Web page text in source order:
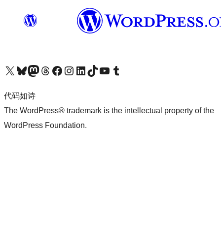
关注我们的 X（原 Twitter）账号访问我们的 Bluesky 账号关注我们的 Mastodon 账号访问我们的 Threads 账号 访问我们的 Facebook 公共主页关注我们的 Instagram 账号 关注我们的 LinkedIn 主页访问我们的 TikTok 账号访问我们的 YouTube 频道 访问我们的 Tumblr 账号
代码如诗
The WordPress® trademark is the intellectual property of the
WordPress Foundation.